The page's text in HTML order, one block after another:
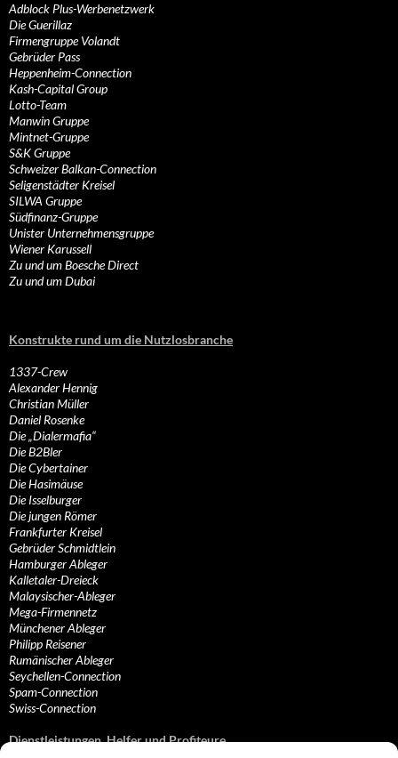
Adblock Plus-Werbenetzwerk
Die Guerillaz
Firmengruppe Volandt
Gebrüder Pass
Heppenheim-Connection
Kash-Capital Group
Lotto-Team
Manwin Gruppe
Mintnet-Gruppe
S&K Gruppe
Schweizer Balkan-Connection
Seligenstädter Kreisel
SILWA Gruppe
Südfinanz-Gruppe
Unister Unternehmensgruppe
Wiener Karussell
Zu und um Boesche Direct
Zu und um Dubai
Konstrukte rund um die Nutzlosbranche
1337-Crew
Alexander Hennig
Christian Müller
Daniel Rosenke
Die „Dialermafia“
Die B2Bler
Die Cybertainer
Die Hasimäuse
Die Isselburger
Die jungen Römer
Frankfurter Kreisel
Gebrüder Schmidtlein
Hamburger Ableger
Kalletaler-Dreieck
Malaysischer-Ableger
Mega-Firmennetz
Münchener Ableger
Philipp Reisener
Rumänischer Ableger
Seychellen-Connection
Spam-Connection
Swiss-Connection
Dienstleistungen, Helfer und Profiteure